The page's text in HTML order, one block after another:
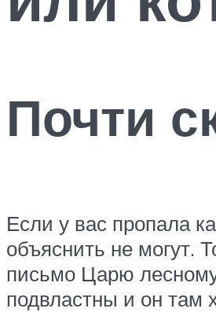
Почти
Если у вас пропала
объяснить не могут.
письмо Царю
подвластны и он там